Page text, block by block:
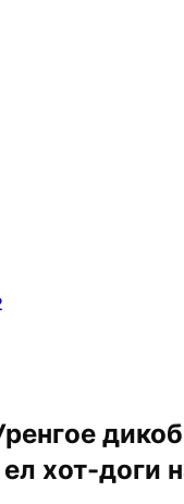
хот-доги